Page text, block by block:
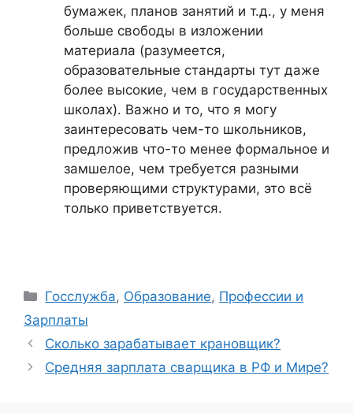
бумажек, планов занятий и т.д., у меня
больше свободы в изложении
материала (разумеется,
образовательные стандарты тут даже
более высокие, чем в государственных
школах). Важно и то, что я могу
заинтересовать чем-то школьников,
предложив что-то менее формальное и
замшелое, чем требуется разными
проверяющими структурами, это всё
только приветствуется.
Рубрики
Госслужба, Образование, Профессии и
Зарплаты
Сколько зарабатывает крановщик?
Средняя зарплата сварщика в РФ и Мире?